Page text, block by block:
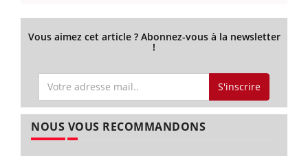
Vous aimez cet article ? Abonnez-vous à la newsletter
!
S'inscrire
NOUS VOUS RECOMMANDONS